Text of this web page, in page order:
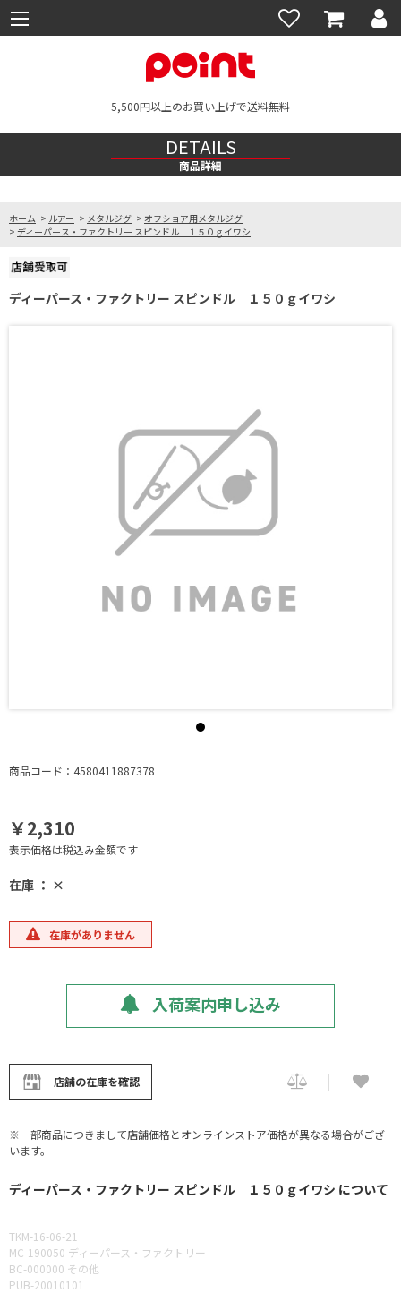
5,500円以上のお買い上げで送料無料
DETAILS
商品詳細
ホーム > ルアー > メタルジグ > オフショア用メタルジグ
> ディーパース・ファクトリー スピンドル １５０ｇイワシ
ディーパース・ファクトリー スピンドル １５０ｇイワシ
商品コード：4580411887378
￥2,310
表示価格は税込み金額です
在庫 ： ×
在庫がありません
入荷案内申し込み
店舗の在庫を確認
※一部商品につきまして店舗価格とオンラインストア価格が異なる場合がござ
います。
ディーパース・ファクトリー スピンドル １５０ｇイワシ について
TKM-16-06-21
MC-190050 ディーパース・ファクトリー
BC-000000 その他
PUB-20010101